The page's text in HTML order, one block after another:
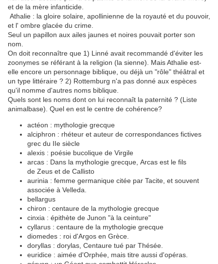
et de la mère infanticide.
Athalie : la gloire solaire, apollinienne de la royauté et du pouvoir,
et l' ombre glacée du crime.
Seul un papillon aux ailes jaunes et noires pouvait porter son
nom.
On doit reconnaître que 1) Linné avait recommandé d'éviter les
zoonymes se référant à la religion (la sienne). Mais Athalie est-
elle encore un personnage biblique, ou déjà un "rôle" théâtral et
un type littéraire ? 2) Rottemburg n'a pas donné aux espèces
qu'il nomme d'autres noms biblique.
Quels sont les noms dont on lui reconnaît la paternité ? (Liste
animalbase). Quel en est le centre de cohérence?
actéon : mythologie grecque
alciphron : rhéteur et auteur de correspondances fictives
grec du IIe siècle
alexis : poésie bucolique de Virgile
arcas : Dans la mythologie grecque, Arcas est le fils
de Zeus et de Callisto
aurinia : femme germanique citée par Tacite, et souvent
associée à Velleda.
bellargus
chiron : centaure de la mythologie grecque
cinxia : épithète de Junon "à la ceinture"
cyllarus : centaure de la mythologie grecque
diomedes : roi d'Argos en Grèce.
doryllas : dorylas, Centaure tué par Thésée.
euridice : aimée d'Orphée, mais titre aussi d'opéras.